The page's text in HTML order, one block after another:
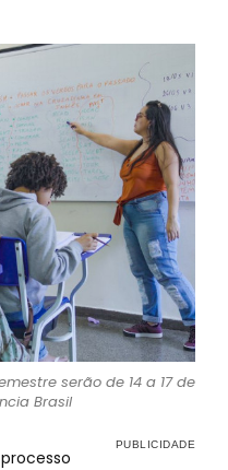
serão de 14 a 17 de
Brasil